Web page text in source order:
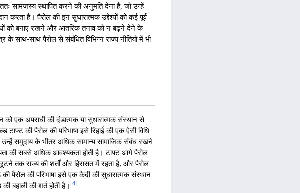
सामंजस्य स्थापित करने की अनुमति देना है, जो उन्हें
है। पैरोल की इन सुधारात्मक उद्देश्यों को कई पूर्व
को बनाए रखने और आंतरिक तनाव को न बढ़ने देने के
के साथ-साथ पैरोल से संबंधित विभिन्न राज्य नीतियों में भी
को एक अपराधी की दंडात्मक या सुधारात्मक संस्थान से
टाफ्ट की पैरोल की परिभाषा इसे रिहाई की एक ऐसी विधि
उन्हें समुदाय के भीतर अधिक सामान्य सामाजिक संबंध रखने
की सबसे अधिक आवश्यकता होती है। टाफ्ट आगे पैरोल
तक राज्य की शर्तों और हिरासत में रहता है, और पैरोल
पैरोल की परिभाषा इसे एक कैदी की सुधारात्मक संस्थान
बहाली की शर्त होती है। [4]